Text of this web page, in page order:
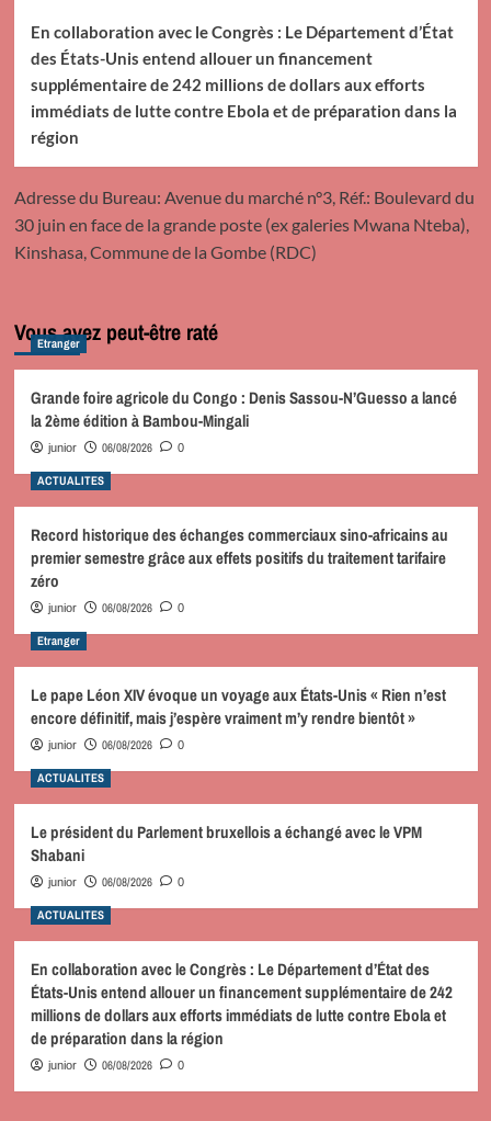
En collaboration avec le Congrès : Le Département d’État
des États-Unis entend allouer un financement
supplémentaire de 242 millions de dollars aux efforts
immédiats de lutte contre Ebola et de préparation dans la
région
Adresse du Bureau: Avenue du marché n°3, Réf.: Boulevard du
30 juin en face de la grande poste (ex galeries Mwana Nteba),
Kinshasa, Commune de la Gombe (RDC)
Vous avez peut-être raté
Etranger
Grande foire agricole du Congo : Denis Sassou-N’Guesso a lancé
la 2ème édition à Bambou-Mingali
junior 06/08/2026 0
ACTUALITES
Record historique des échanges commerciaux sino-africains au
premier semestre grâce aux effets positifs du traitement tarifaire
zéro
junior 06/08/2026 0
Etranger
Le pape Léon XIV évoque un voyage aux États-Unis « Rien n’est
encore définitif, mais j’espère vraiment m’y rendre bientôt »
junior 06/08/2026 0
ACTUALITES
Le président du Parlement bruxellois a échangé avec le VPM
Shabani
junior 06/08/2026 0
ACTUALITES
En collaboration avec le Congrès : Le Département d’État des
États-Unis entend allouer un financement supplémentaire de 242
millions de dollars aux efforts immédiats de lutte contre Ebola et
de préparation dans la région
junior 06/08/2026 0